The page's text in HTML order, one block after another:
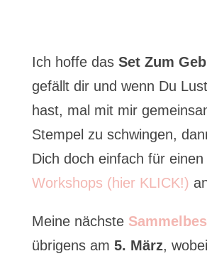
Ich hoffe das Set Zum
gefällt dir und wenn Du
hast, mal mit mir
Stempel zu schwingen,
Dich doch einfach für
Workshops (hier KLICK!)
Meine nächste
übrigens am 5. März,